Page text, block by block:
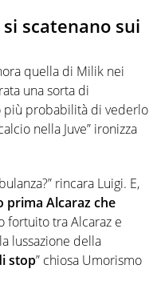
scatenano sui
quella di Milik nei
una sorta di
più probabilità di vederlo
nella Juve” ironizza
rincara Luigi. E,
prima Alcaraz che
fortuito tra Alcaraz e
lussazione della
stop” chiosa Umorismo